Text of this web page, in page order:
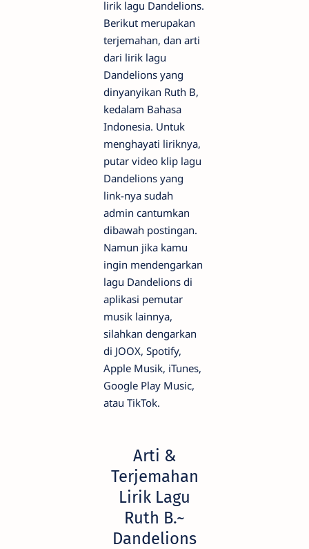
lirik lagu Dandelions.
Berikut merupakan
terjemahan, dan arti
dari lirik lagu
Dandelions yang
dinyanyikan Ruth B,
kedalam Bahasa
Indonesia. Untuk
menghayati liriknya,
putar video klip lagu
Dandelions yang
link-nya sudah
admin cantumkan
dibawah postingan.
Namun jika kamu
ingin mendengarkan
lagu Dandelions di
aplikasi pemutar
musik lainnya,
silahkan dengarkan
di JOOX, Spotify,
Apple Musik, iTunes,
Google Play Music,
atau TikTok.
Arti &
Terjemahan
Lirik Lagu
Ruth B.~
Dandelions